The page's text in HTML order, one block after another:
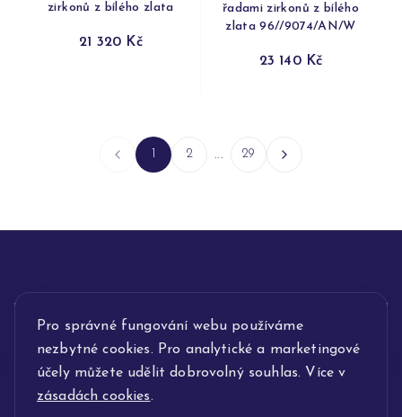
Pro správné fungování webu používáme
nezbytné cookies. Pro analytické a marketingové
účely můžete udělit dobrovolný souhlas. Více v
zásadách cookies.
zirkonů z bílého zlata
21 320 Kč
řadami zirkonů z bílého
zlata 96//9074/AN/W
23 140 Kč
1 2 ... 29
INFORMACE
POPIS SLUŽEB